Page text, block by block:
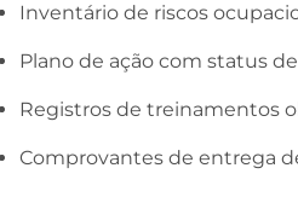
Inventário de riscos
Plano de ação com status
Registros de treinamentos
Comprovantes de entrega